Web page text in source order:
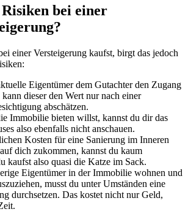
bei einer
einer Versteigerung kaufst, birgt das jedoch
Eigentümer dem Gutachter den Zugang
dieser den Wert nur nach einer
abschätzen.
Immobilie bieten willst, kannst du dir das
also ebenfalls nicht anschauen.
Kosten für eine Sanierung im Inneren
dich zukommen, kannst du kaum
kaufst also quasi die Katze im Sack.
Eigentümer in der Immobilie wohnen und
musst du unter Umständen eine
durchsetzen. Das kostet nicht nur Geld,